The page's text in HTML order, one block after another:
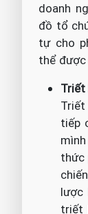
doanh
đồ tổ
tự cho
thể được
Triết
tiếp
thức
lược
triết